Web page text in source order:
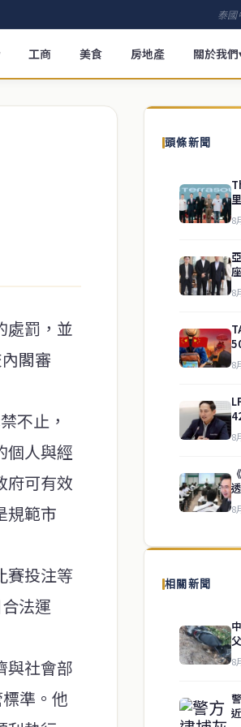
泰
工商 美食 房地產 關於我們
處罰，並
閣審
不止，
個人與經
府可有效
規範市
賽投注等
法運
與社會部
準。他
頭條新聞
8
座
8
8
8
8
相關新聞
8